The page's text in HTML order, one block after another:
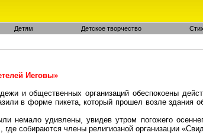
Детям Детское творчество
Иеговы»
и общественных организаций обеспокоены
в форме пикета, который прошел возле здания
немало удивлены, увидев утром погожего
собираются члены религиозной организации